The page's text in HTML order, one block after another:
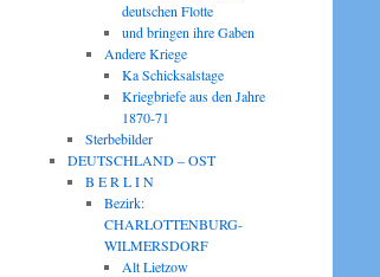
deutschen Flotte
und bringen ihre Gaben
Andere Kriege
Ka Schicksalstage
Kriegbriefe aus den Jahre
1870-71
Sterbebilder
DEUTSCHLAND – OST
B E R L I N
Bezirk:
CHARLOTTENBURG-
WILMERSDORF
Alt Lietzow